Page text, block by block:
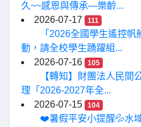
久~~感恩與傳承—樂齡...
2026-07-17
111
「2026全國學生遙控
動，請全校學生踴躍組...
2026-07-16
105
【轉知】財團法人民間
理「2026-2027年全...
2026-07-15
104
❤️暑假平安小提醒💦水